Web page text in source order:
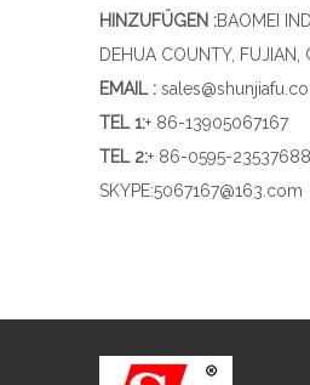
HINZUFÜGEN :BAOMEI
DEHUA COUNTY, FUJIAN,
EMAIL :
TEL 1:+ 86-13905067167
TEL 2:+ 86-0595-23537688
SKYPE:5067167@163.com